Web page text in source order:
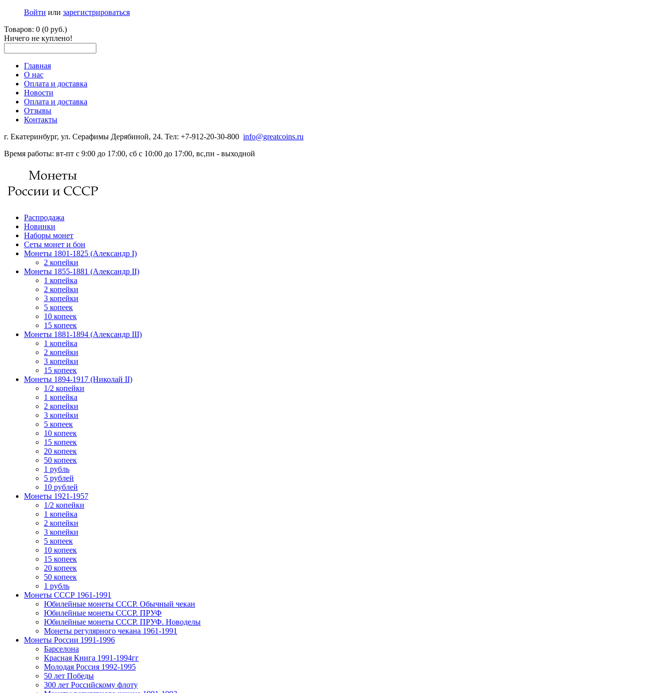
Войти или зарегистрироваться
Товаров: 0 (0 руб.)
Ничего не куплено!
Главная
О нас
Оплата и доставка
Новости
Оплата и доставка
Отзывы
Контакты
г. Екатеринбург, ул. Серафимы Дерябиной, 24. Тел: +7-912-20-30-800 info@greatcoins.ru
Время работы: вт-пт с 9:00 до 17:00, сб с 10:00 до 17:00, вс,пн - выходной
Распродажа
Новинки
Наборы монет
Сеты монет и бон
Монеты 1801-1825 (Александр I)
2 копейки
Монеты 1855-1881 (Александр II)
1 копейка
2 копейки
3 копейки
5 копеек
10 копеек
15 копеек
Монеты 1881-1894 (Александр III)
1 копейка
2 копейки
3 копейки
15 копеек
Монеты 1894-1917 (Николай II)
1/2 копейки
1 копейка
2 копейки
3 копейки
5 копеек
10 копеек
15 копеек
20 копеек
50 копеек
1 рубль
5 рублей
10 рублей
Монеты 1921-1957
1/2 копейки
1 копейка
2 копейки
3 копейки
5 копеек
10 копеек
15 копеек
20 копеек
50 копеек
1 рубль
Монеты СССР 1961-1991
Юбилейные монеты СССР. Обычный чекан
Юбилейные монеты СССР. ПРУФ
Юбилейные монеты СССР. ПРУФ. Новоделы
Монеты регулярного чекана 1961-1991
Монеты России 1991-1996
Барселона
Красная Книга 1991-1994гг
Молодая Россия 1992-1995
50 лет Победы
300 лет Российскому флоту